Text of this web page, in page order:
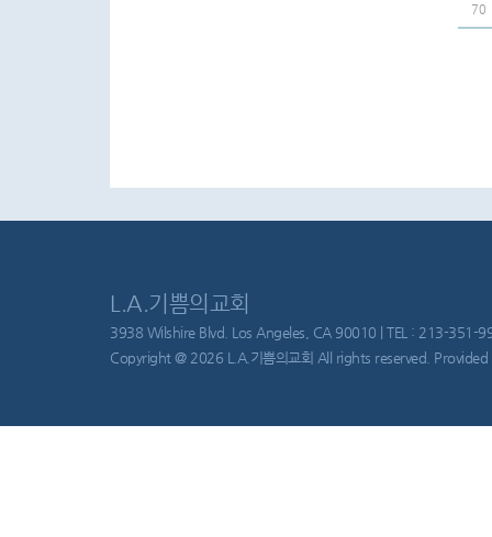
70
L.A.기쁨의교회
3938 Wilshire Blvd. Los Angeles, CA 90010 | TEL : 213-351-
Copyright @ 2026 L.A.기쁨의교회 All rights reserved. Provided